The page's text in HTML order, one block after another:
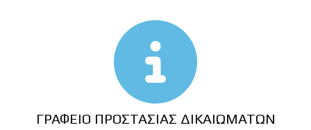
ΓΡΑΦΕΙΟ ΠΡΟΣΤΑΣΙΑΣ ΔΙΚΑΙΩΜΑΤΩΝ